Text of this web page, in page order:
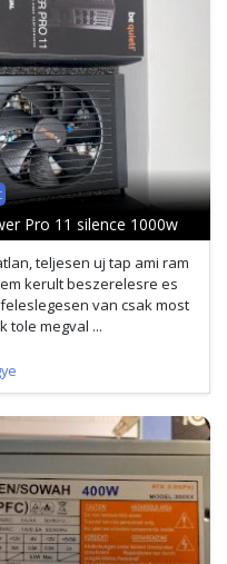
Pro 11 silence 1000w
teljesen uj tap ami ram
kerult beszerelesre es
van csak most
tole megval ...